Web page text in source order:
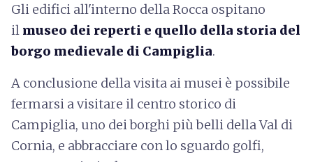
Gli edifici all'interno della Rocca ospitano
il museo dei reperti e quello della storia del
borgo medievale di Campiglia.
A conclusione della visita ai musei è possibile
fermarsi a visitare il centro storico di
Campiglia, uno dei borghi più belli della Val di
Cornia, e abbracciare con lo sguardo golfi,